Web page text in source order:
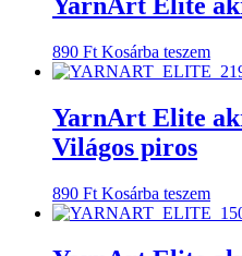
890 Ft Kosárba teszem
YarnArt Elite
Világos piros
890 Ft Kosárba teszem